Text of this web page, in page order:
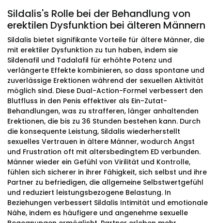
Sildalis's Rolle bei der Behandlung von
erektilen Dysfunktion bei älteren Männern
Sildalis bietet signifikante Vorteile für ältere Männer, die
mit erektiler Dysfunktion zu tun haben, indem sie
Sildenafil und Tadalafil für erhöhte Potenz und
verlängerte Effekte kombinieren, so dass spontane und
zuverlässige Erektionen während der sexuellen Aktivität
möglich sind. Diese Dual-Action-Formel verbessert den
Blutfluss in den Penis effektiver als Ein-Zutat-
Behandlungen, was zu strafferen, länger anhaltenden
Erektionen, die bis zu 36 Stunden bestehen kann. Durch
die konsequente Leistung, Sildalis wiederherstellt
sexuelles Vertrauen in ältere Männer, wodurch Angst
und Frustration oft mit altersbedingtem ED verbunden.
Männer wieder ein Gefühl von Virilität und Kontrolle,
fühlen sich sicherer in ihrer Fähigkeit, sich selbst und ihre
Partner zu befriedigen, die allgemeine Selbstwertgefühl
und reduziert leistungsbezogene Belastung. In
Beziehungen verbessert Sildalis Intimität und emotionale
Nähe, indem es häufigere und angenehme sexuelle